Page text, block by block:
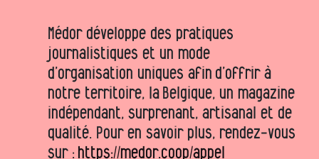
Médor développe des pratiques
journalistiques et un mode
d’organisation uniques afin d’offrir à
notre territoire, la Belgique, un magazine
indépendant, surprenant, artisanal et de
qualité. Pour en savoir plus, rendez-vous
sur : https://medor.coop/appel